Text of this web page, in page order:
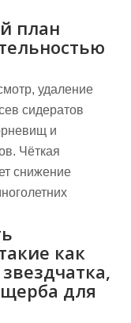
план
удаление
сидератов
и
Чёткая
снижение
как
для